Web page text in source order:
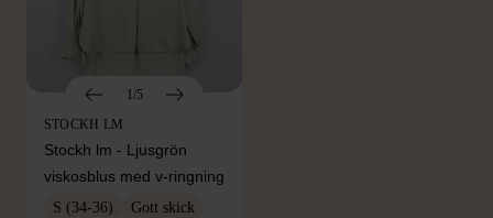
1/5
STOCKH LM
Stockh lm - Ljusgrön
viskosblus med v-ringning
S (34-36) Gott skick